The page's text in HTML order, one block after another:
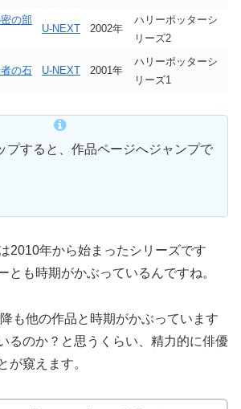
の部
U-NEXT 2002年
ハリーポッターシ
リーズ2
の石 U-NEXT 2001年
ハリーポッターシ
リーズ1
プすると、作品ページへジャンプで
2010年から始まったシリーズです
とも時期がかぶっているんですね。
も他の作品と時期がかぶっています
るのか？と思うくらい、精力的に俳優
が窺えます。